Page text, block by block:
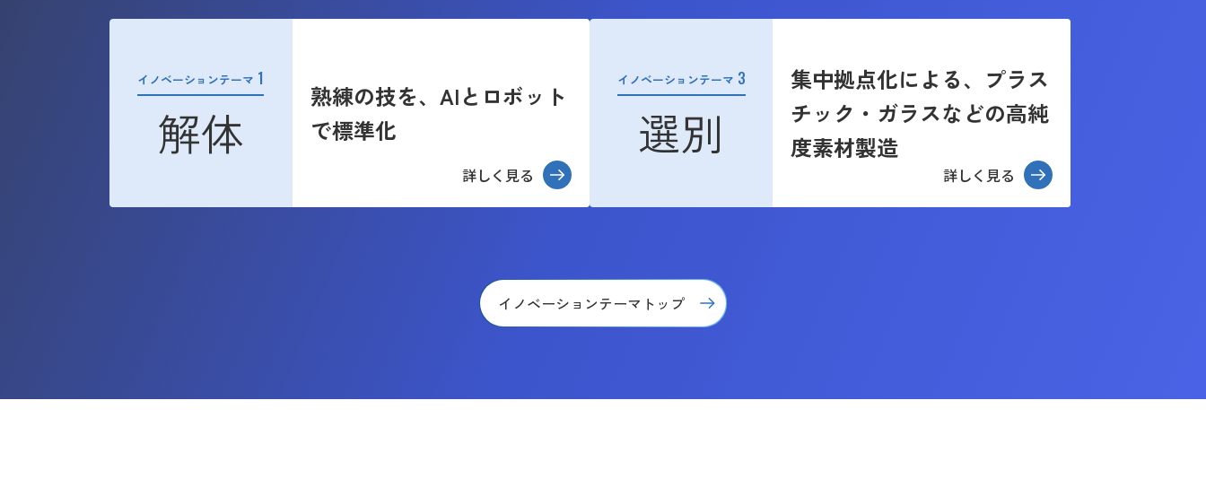
イノベーションテーマ 1
解体
熟練の技を、AIとロボット
で標準化
詳しく見る
イノベーションテーマ 3
選別
集中拠点化による、プラス
チック・ガラスなどの高純
度素材製造
詳しく見る
イノベーションテーマトップ